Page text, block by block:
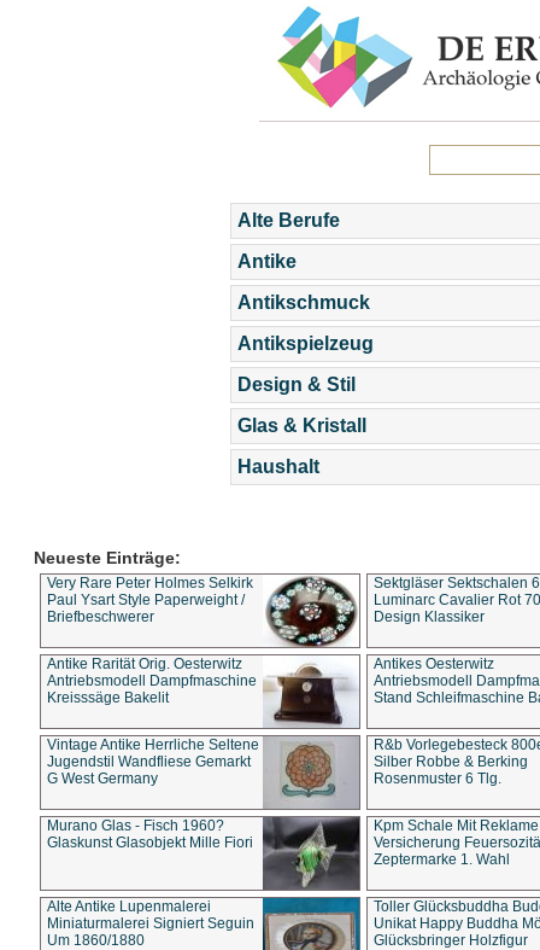
Alte Berufe
Antike
Antikschmuck
Antikspielzeug
Design & Stil
Glas & Kristall
Haushalt
Neueste Einträge:
Very Rare Peter Holmes Selkirk
Paul Ysart Style Paperweight /
Briefbeschwerer
Sektgläser Sektschalen
Luminarc Cavalier Rot
Design Klassiker
Antike Rarität Orig. Oesterwitz
Antriebsmodell Dampfmaschine
Kreisssäge Bakelit
Antikes Oesterwitz
Antriebsmodell
Stand Schleifmaschine
Vintage Antike Herrliche Seltene
Jugendstil Wandfliese Gemarkt
G West Germany
R&b Vorlegebesteck
Silber Robbe & Berking
Rosenmuster 6 Tlg.
Murano Glas - Fisch 1960?
Glaskunst Glasobjekt Mille Fiori
Kpm Schale Mit Reklame
Versicherung
Zeptermarke 1. Wahl
Alte Antike Lupenmalerei
Miniaturmalerei Signiert Seguin
Um 1860/1880
Toller Glücksbuddha
Unikat Happy Buddha
Glücksbringer Holzfigur